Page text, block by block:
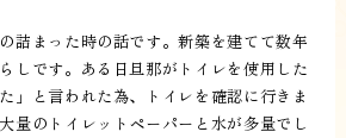
詰まった時の話です。新築を建てて数年
しです。ある日旦那がトイレを使用した
」と言われた為、トイレを確認に行きま
量のトイレットペーパーと水が多量でし